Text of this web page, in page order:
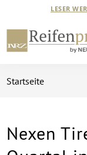
LESER
Startseite
Nexen